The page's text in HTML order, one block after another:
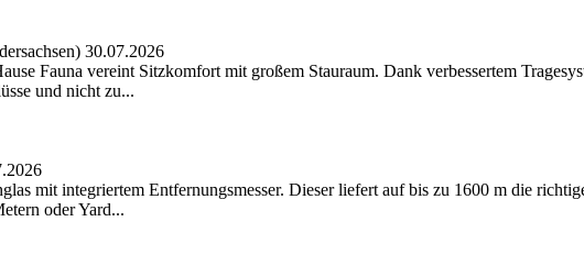
30.07.2026
Fauna vereint Sitzkomfort mit großem Stauraum. Dank verbessertem
und nicht zu...
mit integriertem Entfernungsmesser. Dieser liefert auf bis zu 1600 m die
oder Yard...